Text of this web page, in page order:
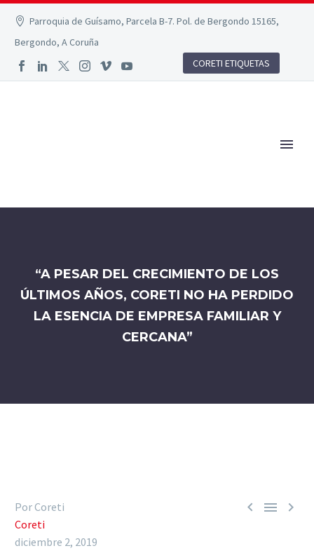
Parroquia de Guísamo, Parcela B-7. Pol. de Bergondo 15165,
Bergondo, A Coruña
CORETI ETIQUETAS
“A PESAR DEL CRECIMIENTO DE LOS
ÚLTIMOS AÑOS, CORETI NO HA PERDIDO
LA ESENCIA DE EMPRESA FAMILIAR Y
CERCANA”
  
Por Coreti
Coreti
diciembre 2, 2019